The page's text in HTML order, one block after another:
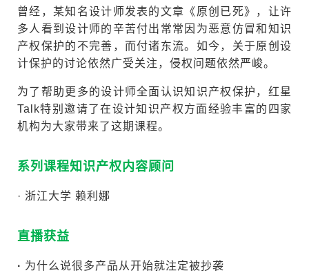
曾经，某知名设计师发表的文章《原创已死》，让许
多人看到设计师的辛苦付出常常因为恶意仿冒和知识
产权保护的不完善，而付诸东流。如今，关于原创设
计保护的讨论依然广受关注，侵权问题依然严峻。
为了帮助更多的设计师全面认识知识产权保护，红星
Talk特别邀请了在设计知识产权方面经验丰富的四家
机构为大家带来了这期课程。
系列课程知识产权内容顾问
· 浙江大学 赖利娜
直播获益
· 为什么说很多产品从开始就注定被抄袭